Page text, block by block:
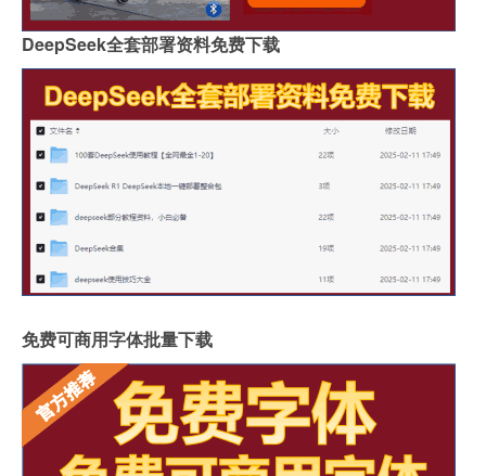
DeepSeek全套部署资料免费下载
免费可商用字体批量下载